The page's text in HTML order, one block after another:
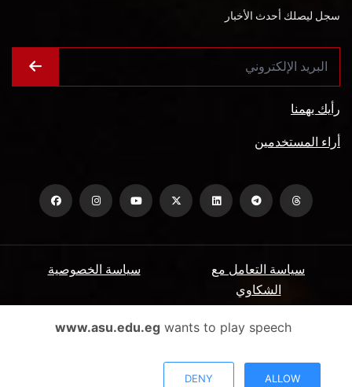
سجل ليصلك أحدث الأخبار
رأيك يهمنا
أراء المستخدمين
سياسة الخصوصية
سياسة التعامل مع
الشكاوي
الأسئلة الشائعة ميثاق المتعاملين www.asu.edu.egwants to play speech
DENY ALLOW